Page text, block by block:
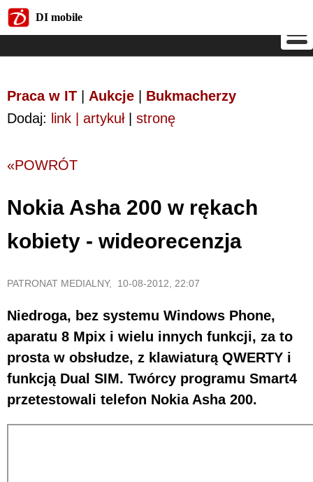
DI mobile
Praca w IT Aukcje
Bukmacherzy
Dodaj: link | artykuł| stronę
«POWRÓT
Nokia Asha 200 w rękach
kobiety - wideorecenzja
PATRONAT MEDIALNY, 10-08-2012, 22:07
Niedroga, bez systemu Windows Phone,
aparatu 8 Mpix i wielu innych funkcji, za to
prosta w obsłudze, z klawiaturą QWERTY i
funkcją Dual SIM. Twórcy programu Smart4
przetestowali telefon Nokia Asha 200.
DI mobile